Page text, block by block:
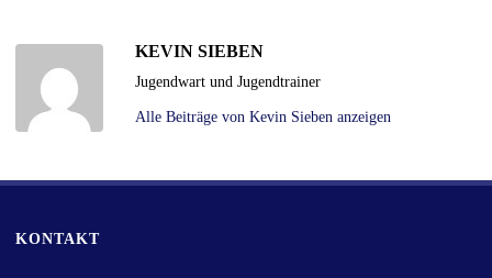
KEVIN SIEBEN
Jugendwart und Jugendtrainer
Alle Beiträge von Kevin Sieben anzeigen
KONTAKT